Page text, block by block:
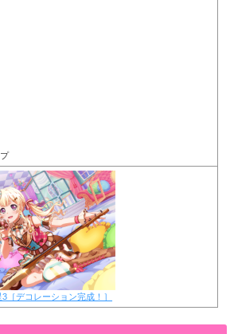
［デコレーション完成！］